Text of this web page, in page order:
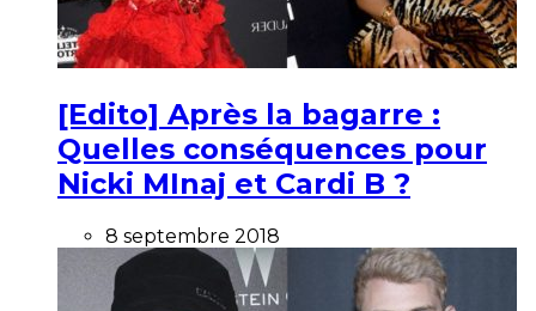
[Edito] Après la bagarre :
Quelles conséquences pour
Nicki MInaj et Cardi B ?
8 septembre 2018